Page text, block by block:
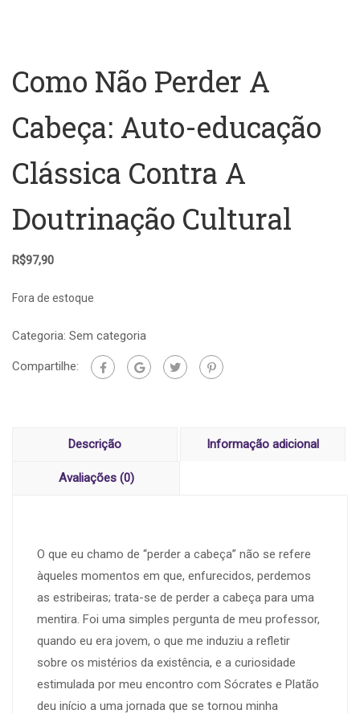
Como Não Perder A
Cabeça: Auto-educação
Clássica Contra A
Doutrinação Cultural
R$97,90
Fora de estoque
Categoria: Sem categoria
Compartilhe:
Descrição Informação adicional
Avaliações (0)
O que eu chamo de “perder a cabeça” não se refere
àqueles momentos em que, enfurecidos, perdemos
as estribeiras; trata-se de perder a cabeça para uma
mentira. Foi uma simples pergunta de meu professor,
quando eu era jovem, o que me induziu a refletir
sobre os mistérios da existência, e a curiosidade
estimulada por meu encontro com Sócrates e Platão
deu início a uma jornada que se tornou minha